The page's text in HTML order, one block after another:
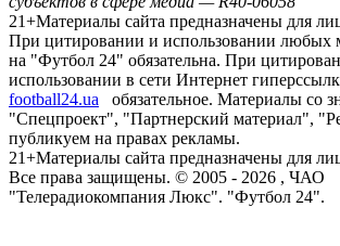
21+Материалы сайта предназначены для
При цитировании и использовании любых
на "Футбол 24" обязательна. При
использовании в сети Интернет
football24.ua
обязательное. Материалы со
"Спецпроект", "Партнерский материал",
публикуем на правах рекламы.
21+Материалы сайта предназначены для
Все права защищены. © 2005 - 2026 , ЧАО
"Телерадиокомпания Люкс". "Футбол 24".